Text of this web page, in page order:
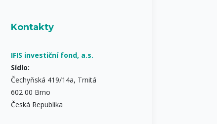
Kontakty
IFIS investiční fond, a.s.
Sídlo:
Čechyňská 419/14a, Trnitá
602 00 Brno
Česká Republika